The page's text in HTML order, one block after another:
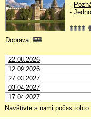
-
-
Doprava:
22.08.2026
12.09.2026
27.03.2027
03.04.2027
17.04.2027
Navštívte s nami počas tohto